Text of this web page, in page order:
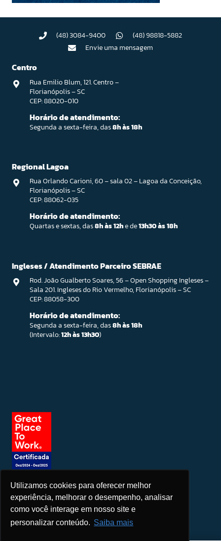
Utilizamos cookies para oferecer melhor
experiência, melhorar o desempenho, analisar
como você interage em nosso site e
personalizar conteúdo. Saiba mais
(48) 3084-9400
(48) 98818-5882
Envie uma mensagem
Centro
Rua Emilio Blum, 121. Centro –
Florianópolis – SC
CEP: 88020-010
Horário de atendimento:
Segunda a sexta-feira, das8h às 18h
Regional Lagoa
Rua Orlando Carioni, 60 – sala 02 – Lagoa da Conceição,
Florianópolis – SC
CEP: 88062-035
Horário de atendimento:
Quartas e sextas, das8h às 12he de13h30 às 18h
Ingleses / Atendimento Parceiro SEBRAE
Rod. João Gualberto Soares, 56 – Open Shopping Ingleses –
Sala 201. Ingleses do Rio Vermelho, Florianópolis – SC
CEP: 88058-300
Horário de atendimento:
Segunda a sexta-feira, das8h às 18h
(Intervalo:12h às 13h30)
Seja um patrocinador